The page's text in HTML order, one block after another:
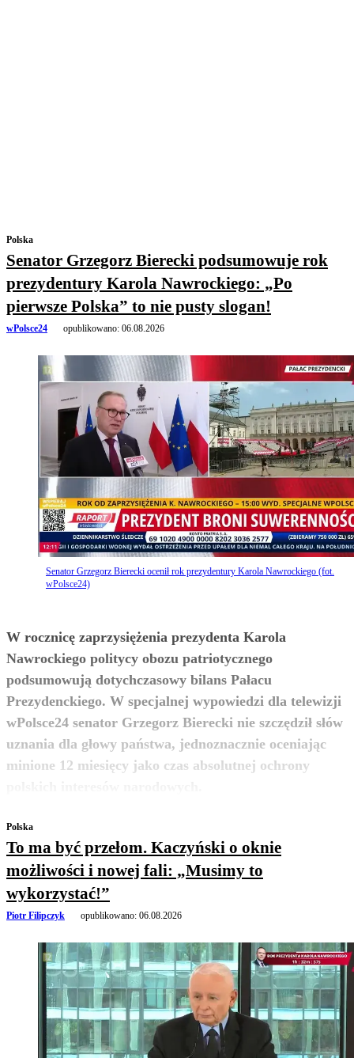
Polska
Senator Grzegorz Bierecki podsumowuje rok
prezydentury Karola Nawrockiego: „Po
pierwsze Polska” to nie pusty slogan!
wPolsce24 opublikowano: 06.08.2026
Senator Grzegorz Bierecki ocenił rok prezydentury Karola Nawrockiego (fot.
wPolsce24)
W rocznicę zaprzysiężenia prezydenta Karola
Nawrockiego politycy obozu patriotycznego
podsumowują dotychczasowy bilans Pałacu
Prezydenckiego. W specjalnej wypowiedzi dla telewizji
wPolsce24 senator Grzegorz Bierecki nie szczędził słów
uznania dla głowy państwa, jednoznacznie oceniając
minione 12 miesięcy jako czas absolutnej ochrony
zobacz więcej
Polska
To ma być przełom. Kaczyński o oknie
możliwości i nowej fali: „Musimy to
wykorzystać!”
Piotr Filipczyk opublikowano: 06.08.2026